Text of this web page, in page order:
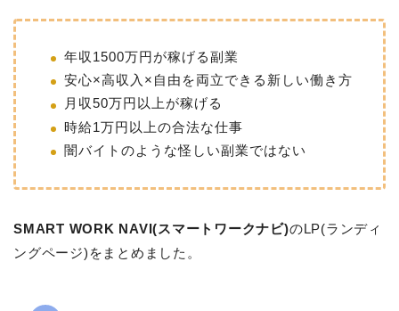
年収1500万円が稼げる副業
安心×高収入×自由を両立できる新しい働き方
月収50万円以上が稼げる
時給1万円以上の合法な仕事
闇バイトのような怪しい副業ではない
SMART WORK NAVI(スマートワークナビ)のLP(ランディ
ングページ)をまとめました。